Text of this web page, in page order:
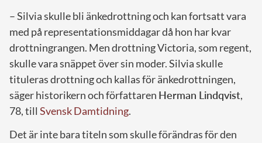
– Silvia skulle bli änkedrottning och kan fortsatt vara
med på representationsmiddagar då hon har kvar
drottningrangen. Men drottning Victoria, som regent,
skulle vara snäppet över sin moder. Silvia skulle
tituleras drottning och kallas för änkedrottningen,
säger historikern och författaren Herman Lindqvist,
78, till Svensk Damtidning.
Det är inte bara titeln som skulle förändras för den